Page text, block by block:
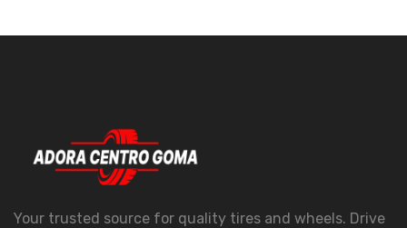
Your trusted source for quality tires and wheels. Drive